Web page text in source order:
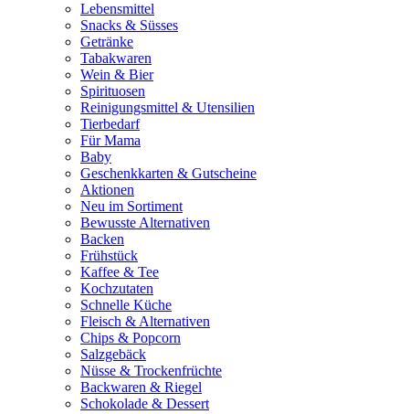
Lebensmittel
Snacks & Süsses
Getränke
Tabakwaren
Wein & Bier
Spirituosen
Reinigungsmittel & Utensilien
Tierbedarf
Für Mama
Baby
Geschenkkarten & Gutscheine
Aktionen
Neu im Sortiment
Bewusste Alternativen
Backen
Frühstück
Kaffee & Tee
Kochzutaten
Schnelle Küche
Fleisch & Alternativen
Chips & Popcorn
Salzgebäck
Nüsse & Trockenfrüchte
Backwaren & Riegel
Schokolade & Dessert